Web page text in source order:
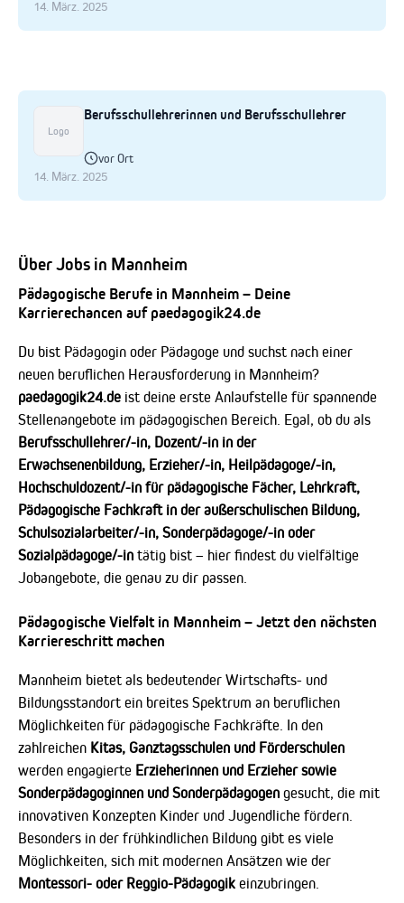
14. März. 2025
Logo
Berufsschullehrerinnen und Berufsschullehrer
vor Ort
14. März. 2025
Über Jobs in Mannheim
Pädagogische Berufe in Mannheim – Deine
Karrierechancen auf paedagogik24.de
Du bist Pädagogin oder Pädagoge und suchst nach einer
neuen beruflichen Herausforderung in Mannheim?
paedagogik24.de ist deine erste Anlaufstelle für spannende
Stellenangebote im pädagogischen Bereich. Egal, ob du als
Berufsschullehrer/-in, Dozent/-in in der
Erwachsenenbildung, Erzieher/-in, Heilpädagoge/-in,
Hochschuldozent/-in für pädagogische Fächer, Lehrkraft,
Pädagogische Fachkraft in der außerschulischen Bildung,
Schulsozialarbeiter/-in, Sonderpädagoge/-in oder
Sozialpädagoge/-in tätig bist – hier findest du vielfältige
Jobangebote, die genau zu dir passen.
Pädagogische Vielfalt in Mannheim – Jetzt den nächsten
Karriereschritt machen
Mannheim bietet als bedeutender Wirtschafts- und
Bildungsstandort ein breites Spektrum an beruflichen
Möglichkeiten für pädagogische Fachkräfte. In den
zahlreichen Kitas, Ganztagsschulen und Förderschulen
werden engagierte Erzieherinnen und Erzieher sowie
Sonderpädagoginnen und Sonderpädagogen gesucht, die mit
innovativen Konzepten Kinder und Jugendliche fördern.
Besonders in der frühkindlichen Bildung gibt es viele
Möglichkeiten, sich mit modernen Ansätzen wie der
Montessori- oder Reggio-Pädagogik einzubringen.